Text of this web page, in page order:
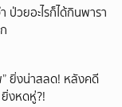
ป่วยอะไรก็ได้กินพารา
ยิ่งน่าสลด! หลังคดี
งหดหู่?!